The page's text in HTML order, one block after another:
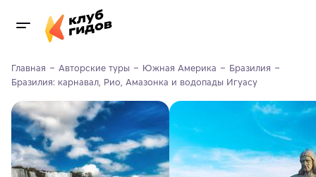
Главная Авторские туры Южная Америка
Бразилия
Бразилия: карнавал, Рио, Амазонка и водопады Игуасу